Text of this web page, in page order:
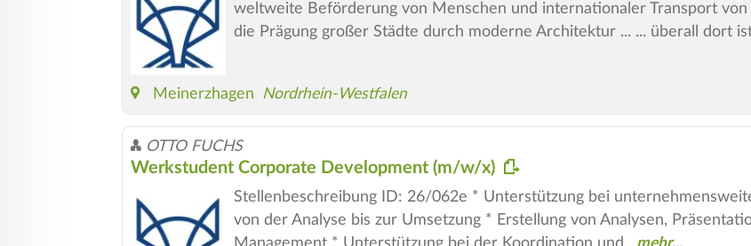
weltweite Beförderung von Menschen und internationaler Transport
die Prägung großer Städte durch moderne Architektur ... ... überall dort
Meinerzhagen Nordrhein-Westfalen
OTTO FUCHS
Werkstudent Corporate Development (m/w/x)
Stellenbeschreibung ID: 26/062e * Unterstützung bei
von der Analyse bis zur Umsetzung * Erstellung von Analysen,
Management * Unterstützung bei der Koordination und